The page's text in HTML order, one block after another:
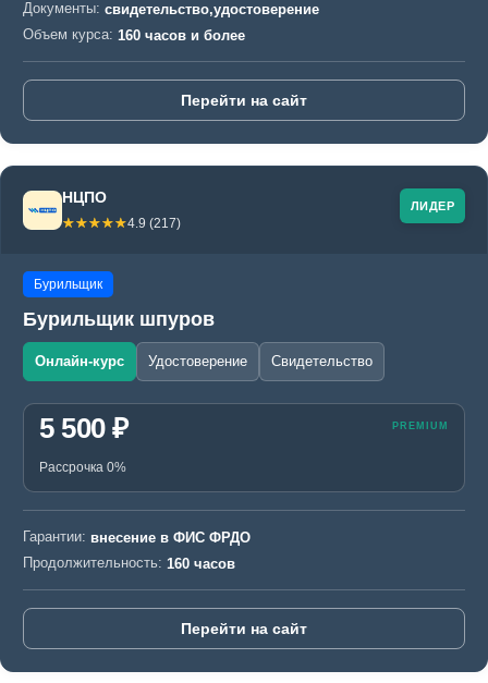
Документы: свидетельство,удостоверение
Объем курса: 160 часов и более
Перейти на сайт
ЛИДЕР
НЦПО
☆☆☆☆☆
★★★★★4.9 (217)
Бурильщик
Бурильщик шпуров
Онлайн-курс Удостоверение Свидетельство
5 500 ₽
Рассрочка 0%
Гарантии: внесение в ФИС ФРДО
Продолжительность: 160 часов
Перейти на сайт